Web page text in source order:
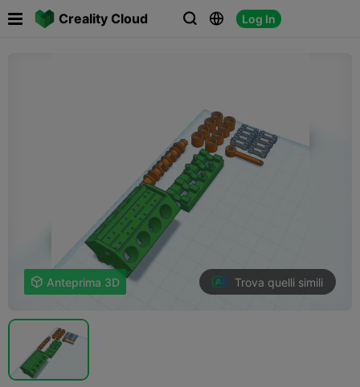
Creality Cloud   Log In
 Anteprima 3D Trova quelli simili